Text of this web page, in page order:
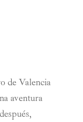
de Valencia
aventura